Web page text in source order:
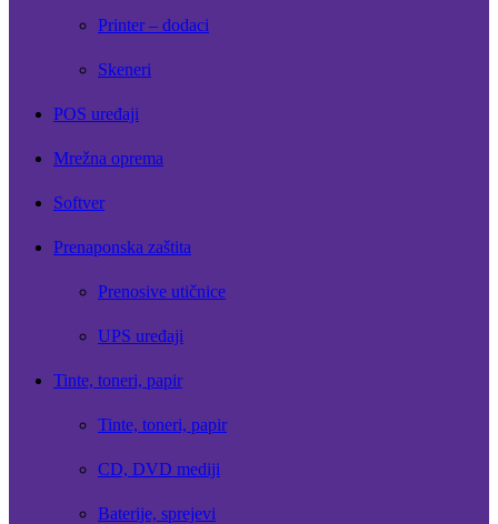
Printer – dodaci
Skeneri
POS uređaji
Mrežna oprema
Softver
Prenaponska zaštita
Prenosive utičnice
UPS uređaji
Tinte, toneri, papir
Tinte, toneri, papir
CD, DVD mediji
Baterije, sprejevi